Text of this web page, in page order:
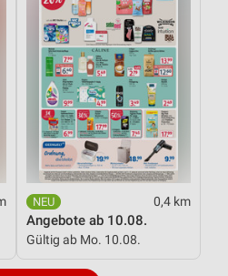
0,4 km
Angebote ab 10.08.
Gültig ab Mo. 10.08.